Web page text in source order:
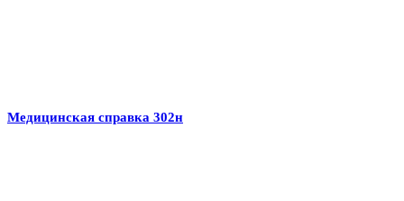
Медицинская справка 302н